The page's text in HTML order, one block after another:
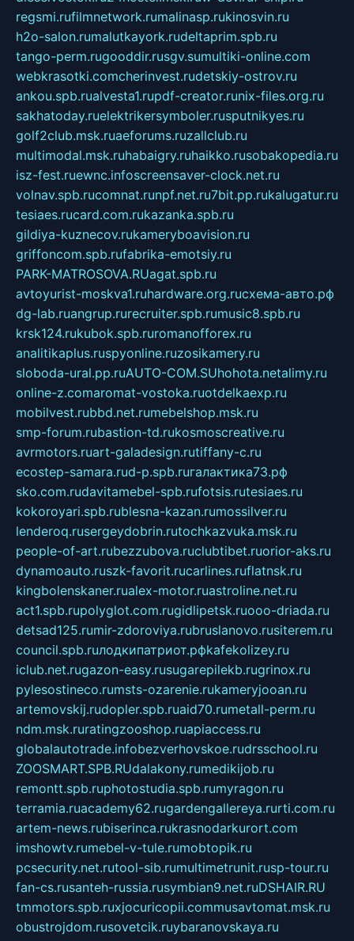
regsmi.rufilmnetwork.rumalinasp.rukinosvin.ru
h2o-salon.rumalutkayork.rudeltaprim.spb.ru
tango-perm.rugooddir.rusgv.sumultiki-online.com
webkrasotki.comcherinvest.rudetskiy-ostrov.ru
ankou.spb.rualvesta1.rupdf-creator.runix-files.org.ru
sakhatoday.ruelektrikersymboler.rusputnikyes.ru
golf2club.msk.ruaeforums.ruzallclub.ru
multimodal.msk.ruhabaigry.ruhaikko.rusobakopedia.ru
isz-fest.ruewnc.infoscreensaver-clock.net.ru
volnav.spb.rucomnat.runpf.net.ru7bit.pp.rukalugatur.ru
tesiaes.rucard.com.rukazanka.spb.ru
gildiya-kuznecov.rukameryboavision.ru
griffoncom.spb.rufabrika-emotsiy.ru
PARK-MATROSOVA.RUagat.spb.ru
avtoyurist-moskva1.ruhardware.org.ruсхема-авто.рф
dg-lab.ruangrup.rurecruiter.spb.rumusic8.spb.ru
krsk124.rukubok.spb.ruromanofforex.ru
analitikaplus.ruspyonline.ruzosikamery.ru
sloboda-ural.pp.ruAUTO-COM.SUhohota.netalimy.ru
online-z.comaromat-vostoka.ruotdelkaexp.ru
mobilvest.rubbd.net.rumebelshop.msk.ru
smp-forum.rubastion-td.rukosmoscreative.ru
avrmotors.ruart-galadesign.rutiffany-c.ru
ecostep-samara.rud-p.spb.ruгалактика73.рф
sko.com.rudavitamebel-spb.rufotsis.rutesiaes.ru
kokoroyari.spb.rublesna-kazan.rumossilver.ru
lenderoq.rusergeydobrin.rutochkazvuka.msk.ru
people-of-art.rubezzubova.ruclubtibet.ruorior-aks.ru
dynamoauto.ruszk-favorit.rucarlines.ruflatnsk.ru
kingbolenskaner.rualex-motor.ruastroline.net.ru
act1.spb.rupolyglot.com.rugidlipetsk.ruooo-driada.ru
detsad125.rumir-zdoroviya.rubruslanovo.rusiterem.ru
council.spb.ruлодкипатриот.рфkafekolizey.ru
iclub.net.rugazon-easy.rusugarepilekb.rugrinox.ru
pylesostineco.rumsts-ozarenie.rukameryjooan.ru
artemovskij.rudopler.spb.ruaid70.rumetall-perm.ru
ndm.msk.ruratingzooshop.ruapiaccess.ru
globalautotrade.infobezverhovskoe.rudrsschool.ru
ZOOSMART.SPB.RUdalakony.rumedikijob.ru
remontt.spb.ruphotostudia.spb.rumyragon.ru
terramia.ruacademy62.rugardengallereya.rurti.com.ru
artem-news.rubiserinca.rukrasnodarkurort.com
imshowtv.rumebel-v-tule.rumobtopik.ru
pcsecurity.net.rutool-sib.rumultimetrunit.rusp-tour.ru
fan-cs.rusanteh-russia.rusymbian9.net.ruDSHAIR.RU
tmmotors.spb.ruxjocuricopii.commusavtomat.msk.ru
obustrojdom.rusovetcik.ruybaranovskaya.ru